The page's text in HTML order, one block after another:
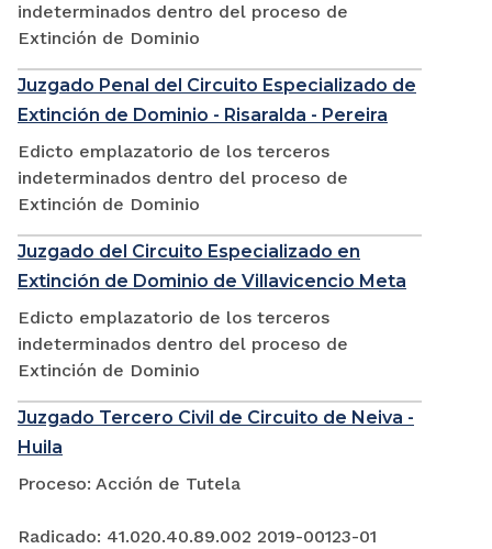
indeterminados dentro del proceso de
Extinción de Dominio
Juzgado Penal del Circuito Especializado de
Extinción de Dominio - Risaralda - Pereira
Edicto emplazatorio de los terceros
indeterminados dentro del proceso de
Extinción de Dominio
Juzgado del Circuito Especializado en
Extinción de Dominio de Villavicencio Meta
Edicto emplazatorio de los terceros
indeterminados dentro del proceso de
Extinción de Dominio
Juzgado Tercero Civil de Circuito de Neiva -
Huila
Proceso: Acción de Tutela
Radicado: 41.020.40.89.002 2019-00123-01